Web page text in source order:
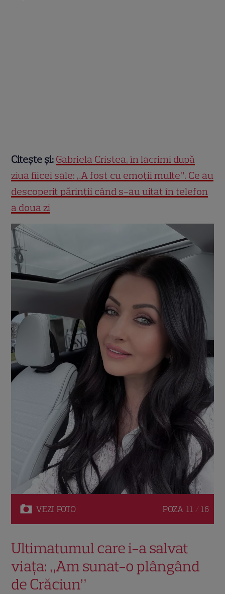
Citește și: Gabriela Cristea, în lacrimi după
ziua fiicei sale: „A fost cu emoții multe”. Ce au
descoperit părinții când s-au uitat în telefon
a doua zi
VEZI FOTO POZA 11 / 16
Ultimatumul care i-a salvat
viața: „Am sunat-o plângând
de Crăciun”